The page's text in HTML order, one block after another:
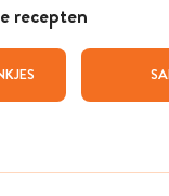
recepten